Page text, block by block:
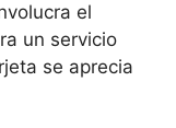
el
un servicio
se aprecia